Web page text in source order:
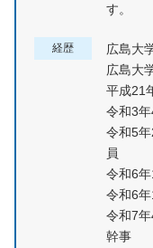
す。
経歴
広島大
広島大
平成21
令和3
令和5
員
令和6
令和6
令和7
幹事